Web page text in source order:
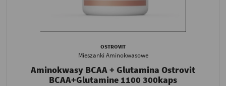
OSTROVIT
Mieszanki Aminokwasowe
Aminokwasy BCAA + Glutamina Ostrovit
BCAA+Glutamine 1100 300kaps